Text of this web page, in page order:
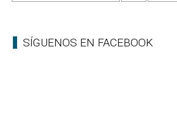
SÍGUENOS EN FACEBOOK